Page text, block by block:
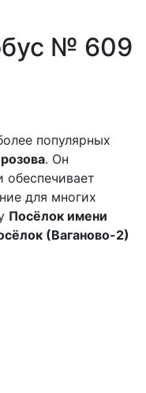
№ 609
популярных
. Он
обеспечивает
для многих
Посёлок имени
(Ваганово-2)